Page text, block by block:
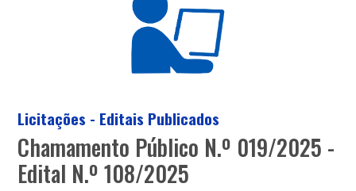
Licitações - Editais Publicados
Chamamento Público N.º 019/2025 -
Edital N.º 108/2025